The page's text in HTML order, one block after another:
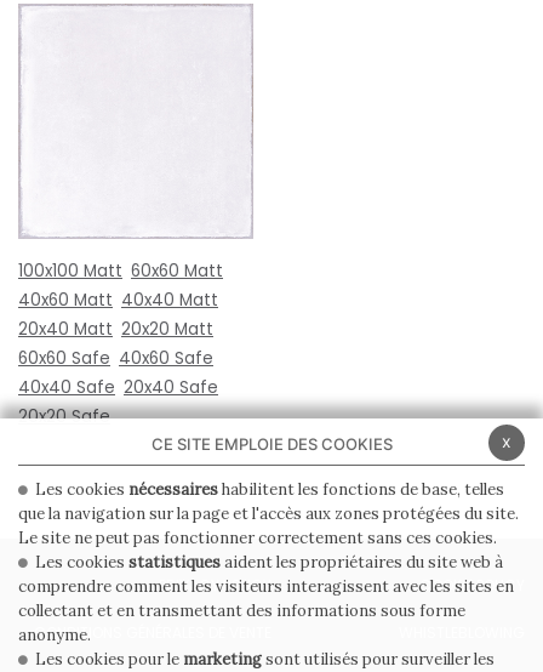
100x100 Matt 60x60 Matt
40x60 Matt 40x40 Matt
20x40 Matt 20x20 Matt
60x60 Safe 40x60 Safe
40x40 Safe 20x40 Safe
20x20 Safe
PRIVACY POLICY COOKIE POLICY
CONDITIONS GÉNÉRALES DE VENTE
x
CE SITE EMPLOIE DES COOKIES
Les cookies nécessaireshabilitent les fonctions de base, telles
que la navigation sur la page et l'accès aux zones protégées du site.
Le site ne peut pas fonctionner correctement sans ces cookies.
Les cookies statistiquesaident les propriétaires du site web à
comprendre comment les visiteurs interagissent avec les sites en
collectant et en transmettant des informations sous forme
anonyme.
Les cookies pour le marketingsont utilisés pour surveiller les